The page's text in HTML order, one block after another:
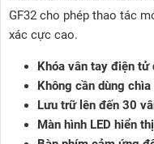
GF32 cho phép thao tác
xác cực cao.
Khóa vân tay điện
Không cần dùng chìa
Lưu trữ lên đến 30
Màn hình LED hiển